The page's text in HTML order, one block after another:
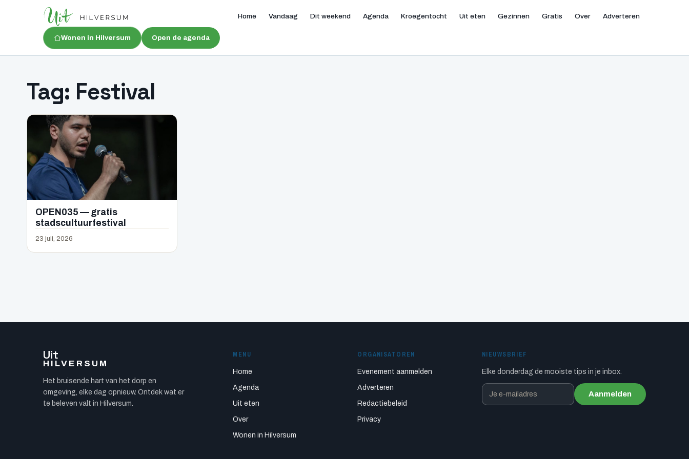
Home Vandaag Dit weekend Agenda Kroegentocht Uit eten Gezinnen Gratis Over Adverteren
Wonen in Hilversum Open de agenda
Tag: Festival
OPEN035 — gratis
stadscultuurfestival
23 juli, 2026
Uit
HILVERSUM
Het bruisende hart van het dorp en
omgeving, elke dag opnieuw. Ontdek wat er
te beleven valt in Hilversum.
MENU
Home
Agenda
Uit eten
Over
Wonen in Hilversum
ORGANISATOREN
Evenement aanmelden
Adverteren
Redactiebeleid
Privacy
NIEUWSBRIEF
Elke donderdag de mooiste tips in je inbox.
Aanmelden